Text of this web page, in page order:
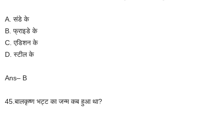
A. संडे के
B. फ्राइडे के
C. एडिशन के
D. स्टील के
Ans– B
45.बालकृष्ण भट्ट का जन्म कब हुआ था?